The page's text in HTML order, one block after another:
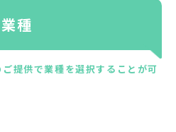
業種
提供で業種を選択することが可